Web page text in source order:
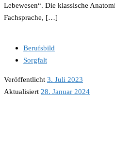
Lebewesen“. Die klassische
Fachsprache, […]
Berufsbild
Sorgfalt
Veröffentlicht 3. Juli 2023
Aktualisiert 28. Januar 2024